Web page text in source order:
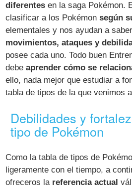
diferentes en la saga Pokémon.
clasificar a los Pokémonsegún
elementales y nos ayudan a
movimientos, ataques y
posee cada uno. Todo buen
debeaprender cómo se
ello, nada mejor que estudiar a
tabla de tipos de la que venimos
Debilidades y
tipo de Pokémon
Como la tabla de tipos de
ligeramente con el tiempo, a
ofreceros la referencia actual